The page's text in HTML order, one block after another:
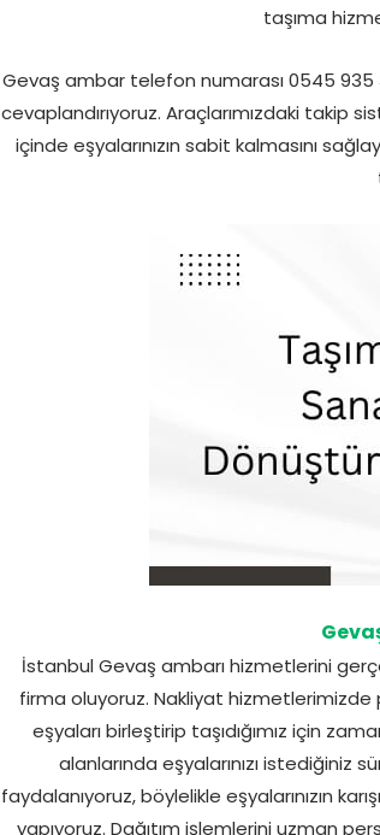
taşıma
Gevaş ambar telefon numarası 0545 935
cevaplandırıyoruz. Araçlarımızdaki takip
içinde eşyalarınızın sabit kalmasını
İstanbul Gevaş ambarı hizmetlerini
firma oluyoruz. Nakliyat hizmetlerimizde
eşyaları birleştirip taşıdığımız için
alanlarında eşyalarınızı
faydalanıyoruz, böylelikle eşyalarınızın
yapıyoruz. Dağıtım işlemlerini uzman